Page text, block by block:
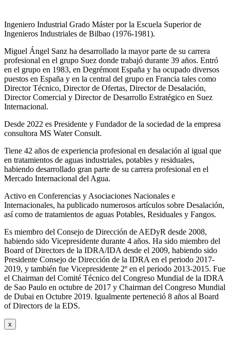
Ingeniero Industrial Grado Máster por la Escuela Superior de
Ingenieros Industriales de Bilbao (1976-1981).
Miguel Ángel Sanz ha desarrollado la mayor parte de su carrera
profesional en el grupo Suez donde trabajó durante 39 años. Entró
en el grupo en 1983, en Degrémont España y ha ocupado diversos
puestos en España y en la central del grupo en Francia tales como
Director Técnico, Director de Ofertas, Director de Desalación,
Director Comercial y Director de Desarrollo Estratégico en Suez
Internacional.
Desde 2022 es Presidente y Fundador de la sociedad de la empresa
consultora MS Water Consult.
Tiene 42 años de experiencia profesional en desalación al igual que
en tratamientos de aguas industriales, potables y residuales,
habiendo desarrollado gran parte de su carrera profesional en el
Mercado Internacional del Agua.
Activo en Conferencias y Asociaciones Nacionales e
Internacionales, ha publicado numerosos artículos sobre Desalación,
así como de tratamientos de aguas Potables, Residuales y Fangos.
Es miembro del Consejo de Dirección de AEDyR desde 2008,
habiendo sido Vicepresidente durante 4 años. Ha sido miembro del
Board of Directors de la IDRA/IDA desde el 2009, habiendo sido
Presidente Consejo de Dirección de la IDRA en el periodo 2017-
2019, y también fue Vicepresidente 2º en el periodo 2013-2015. Fue
el Chairman del Comité Técnico del Congreso Mundial de la IDRA
de Sao Paulo en octubre de 2017 y Chairman del Congreso Mundial
de Dubai en Octubre 2019. Igualmente perteneció 8 años al Board
of Directors de la EDS.
x